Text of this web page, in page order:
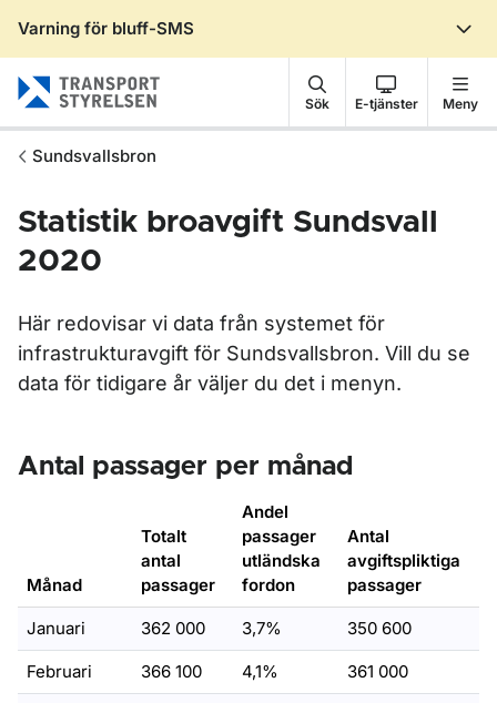
Varning för bluff-SMS
Sök E-tjänster Meny
Sundsvallsbron
Statistik broavgift Sundsvall
2020
Här redovisar vi data från systemet för
infrastrukturavgift för Sundsvallsbron. Vill du se
data för tidigare år väljer du det i menyn.
Antal passager per månad
Månad
Totalt
antal
passager
Andel
passager
utländska
fordon
Antal
avgiftspliktiga
passager
Januari 362 000 3,7% 350 600
Februari 366 100 4,1% 361 000